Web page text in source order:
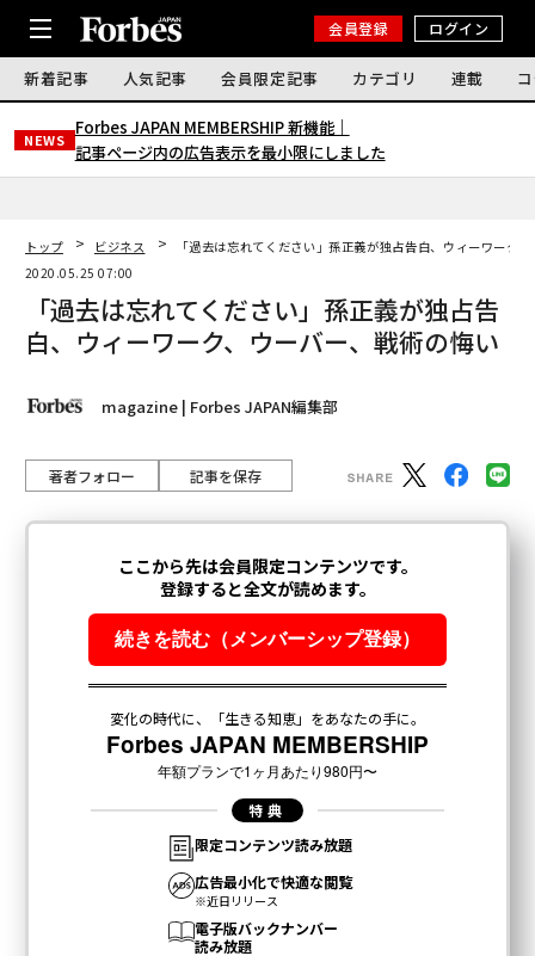
会員登録 ログイン
新着記事 人気記事 会員限定記事 カテゴリ 連載
NEWS
Forbes JAPAN MEMBERSHIP 新機能｜
記事ページ内の広告表示を最小限にしました
トップ ビジネス
「過去は忘れてください」孫正義が独占告白、ウィーワーク
2020.05.25 07:00
「過去は忘れてください」孫正義が独占告
白、ウィーワーク、ウーバー、戦術の悔い
magazine | Forbes JAPAN編集部
著者フォロー 記事を保存